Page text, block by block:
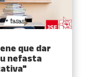
que dar
nefasta